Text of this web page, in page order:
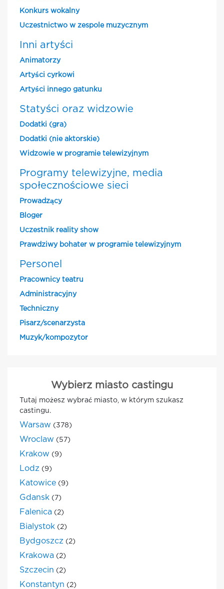
Konkurs wokalny
Uczestnictwo w zespole muzycznym
Inni artyści
Animatorzy
Artyści cyrkowi
Artyści innego gatunku
Statyści oraz widzowie
Dodatki (gra)
Dodatki (nie aktorskie)
Widzowie w programie telewizyjnym
Programy telewizyjne, media
społecznościowe sieci
Prowadzący
Bloger
Uczestnik reality show
Prawdziwy bohater w programie telewizyjnym
Personel
Pracownicy teatru
Administracyjny
Techniczny
Pisarz/scenarzysta
Muzyk/kompozytor
Wybierz miasto castingu
Tutaj możesz wybrać miasto, w którym szukasz
castingu.
Warsaw (378)
Wroclaw (57)
Krakow (9)
Lodz (9)
Katowice (9)
Gdansk (7)
Falenica (2)
Bialystok (2)
Bydgoszcz (2)
Krakowa (2)
Szczecin (2)
Konstantyn (2)